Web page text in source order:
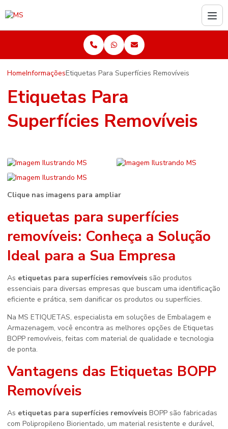
HomeInformaçõesEtiquetas Para Superfícies Removíveis
Etiquetas Para
Superfícies Removíveis
Clique nas imagens para ampliar
etiquetas para superfícies
removíveis: Conheça a Solução
Ideal para a Sua Empresa
As etiquetas para superfícies removíveis são produtos
essenciais para diversas empresas que buscam uma identificação
eficiente e prática, sem danificar os produtos ou superfícies.
Na MS ETIQUETAS, especialista em soluções de Embalagem e
Armazenagem, você encontra as melhores opções de Etiquetas
BOPP removíveis, feitas com material de qualidade e tecnologia
de ponta.
Vantagens das Etiquetas BOPP
Removíveis
As etiquetas para superfícies removíveis BOPP são fabricadas
com Polipropileno Biorientado, um material resistente e durável,